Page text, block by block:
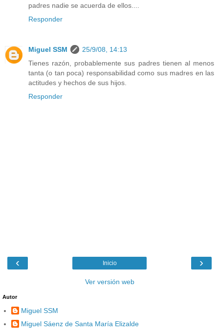
padres nadie se acuerda de ellos....
Responder
Miguel SSM
25/9/08, 14:13
Tienes razón, probablemente sus padres tienen al menos
tanta (o tan poca) responsabilidad como sus madres en las
actitudes y hechos de sus hijos.
Responder
‹ ›
Inicio
Ver versión web
Autor
Miguel SSM
Miguel Sáenz de Santa María Elizalde